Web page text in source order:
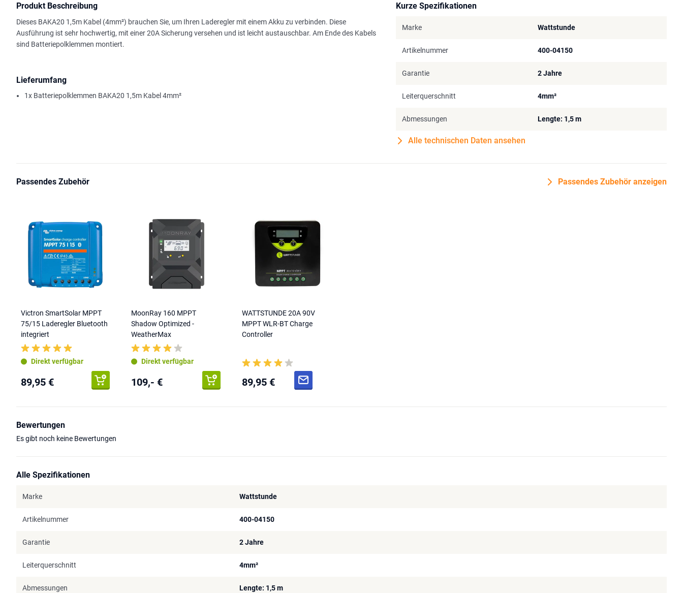
Produkt Beschreibung
Dieses BAKA20 1,5m Kabel (4mm²) brauchen Sie, um Ihren Laderegler mit einem Akku zu verbinden. Diese
Ausführung ist sehr hochwertig, mit einer 20A Sicherung versehen und ist leicht austauschbar. Am Ende des Kabels
sind Batteriepolklemmen montiert.
Lieferumfang
1x Batteriepolklemmen BAKA20 1,5m Kabel 4mm²
Kurze Spezifikationen
Marke Wattstunde
Artikelnummer 400-04150
Garantie 2 Jahre
Leiterquerschnitt 4mm²
Abmessungen Lengte: 1,5 m
Alle technischen Daten ansehen
Passendes Zubehör Passendes Zubehör anzeigen
Victron SmartSolar MPPT
75/15 Laderegler Bluetooth
integriert
Direkt verfügbar
89,95 €
MoonRay 160 MPPT
Shadow Optimized -
WeatherMax
Direkt verfügbar
109,- €
WATTSTUNDE 20A 90V
MPPT WLR-BT Charge
Controller
89,95 €
Bewertungen
Es gibt noch keine Bewertungen
Alle Spezifikationen
Marke Wattstunde
Artikelnummer 400-04150
Garantie 2 Jahre
Leiterquerschnitt 4mm²
Abmessungen Lengte: 1,5 m